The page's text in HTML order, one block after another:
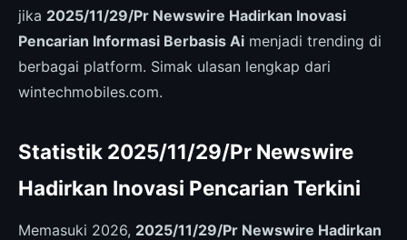
jika 2025/11/29/Pr Newswire Hadirkan Inovasi
Pencarian Informasi Berbasis Ai menjadi trending di
berbagai platform. Simak ulasan lengkap dari
wintechmobiles.com.
Statistik 2025/11/29/Pr Newswire
Hadirkan Inovasi Pencarian Terkini
Memasuki 2026, 2025/11/29/Pr Newswire Hadirkan